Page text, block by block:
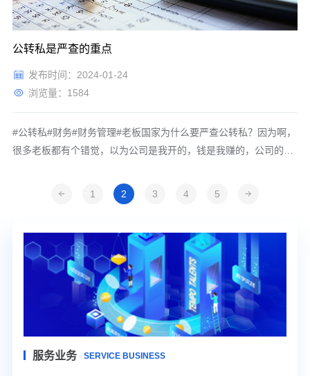
公转私是严查的重点
发布时间：2024-01-24
浏览量：1584
#公转私#财务#财务管理#老板国家为什么要严查公转私？因为啊，
很多老板都有个错觉，以为公司是我开的，钱是我赚的，公司的钱
了，我告诉为什么？因为当我们注册完公司时，就是有限责任，这
时候我们公司上有一个不记名的股东，我们叫它隐形股东，所以当
1 2 3 4 5
服务业务 SERVICE BUSINESS